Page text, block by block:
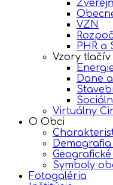
VZN
PHR a
Vzory tlačív
Dane
Virtuálny
O Obci
Symboly
Fotogaléria